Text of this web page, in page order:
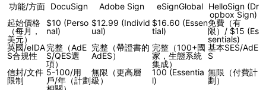
功能/方面 DocuSign Adobe Sign eSignGlobal HelloSign (Dr
opbox Sign)
起始價格
（每月，
美元）
$10 (Perso
nal)
$12.99 (Individ
ual)
$16.60 (Essen
tial)
免費（有
限）/ $15 (Es
sentials)
英國/eIDA
S合規性
完整（AdE
S/QES選
項）
完整（帶證書的
AdES）
完整（100+國
家，生態系統
集成）
基本SES/AdE
S
信封/文件
限制
5-100/用
戶/年（計劃
無限（更高層
級）
100 (Essentia
l)
無限（付費計
劃）